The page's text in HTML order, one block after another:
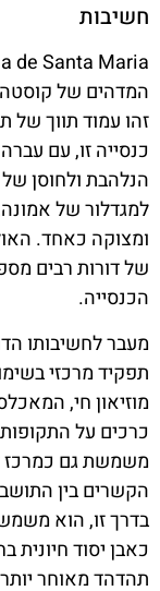
חשיבות
המדהים של
זהו עמוד תווך של
כנסייה זו, עם
הנלהבת ולחוסן
למגדלור של
ומצוקה כאחד.
של דורות רבים
הכנסייה.
תפקיד מרכזי
מוזיאון חי,
כרכים על
משמשת גם כמרכז
הקשרים בין
בדרך זו, הוא
כאבן יסוד חיונית
תהדהד מאוחר